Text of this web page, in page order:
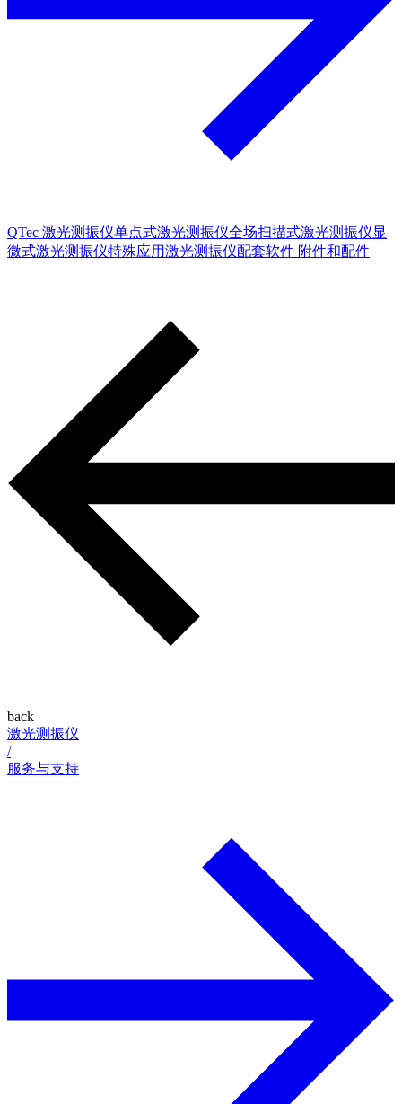
QTec 激光测振仪单点式激光测振仪全场扫描式激光测振仪显
微式激光测振仪特殊应用激光测振仪配套软件 附件和配件
back
激光测振仪
/
服务与支持